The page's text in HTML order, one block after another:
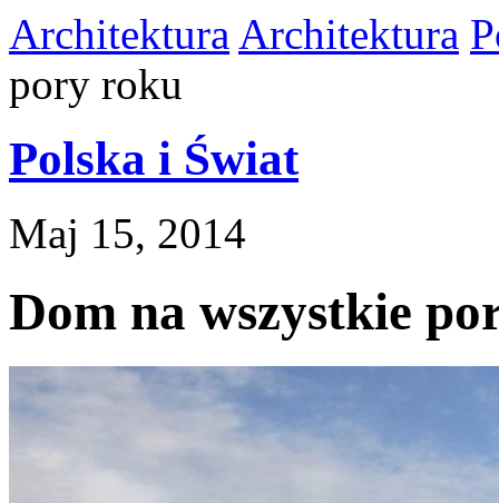
Architektura Architektura
pory roku
Polska i Świat
Maj 15, 2014
Dom na wszystkie